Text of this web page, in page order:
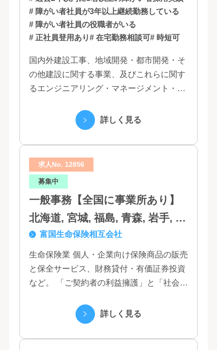
# 障がい者社員が3年以上継続勤務している
# 障がい者社員の役職者がいる
# 正社員登用あり# 在宅勤務相談可# 時短可
国内外建設工事、地域開発・都市開発・そ
の他建設に関する事業、及びこれらに関す
るエンジニアリング・マネージメント・コ
詳しく見る
求人No. 12856
募集中
一般事務【全国に事業所あり】
北海道, 宮城, 福島, 青森, 岩手, 秋
田, 山形, 東京, 神奈川, 千葉, 埼
玉, 茨城, 栃木, 群馬, 新潟, 石川,
富山, 福井, 長野, 山梨, 愛知, 静
岡, 三重, 岐阜, 大阪, 京都, 兵庫,
滋賀, 奈良, 和歌山, 広島, 岡山, 山
口, 鳥取, 島根, 香川, 愛媛, 徳島,
富国生命保険相互会社
生命保険業 個人・企業向け保険商品の販売
と保全サービス、財務貸付・有価証券投資
など。 「ご契約者の利益擁護」と「社会へ
づく「お客さま基点」をスローガンに掲
詳しく見る